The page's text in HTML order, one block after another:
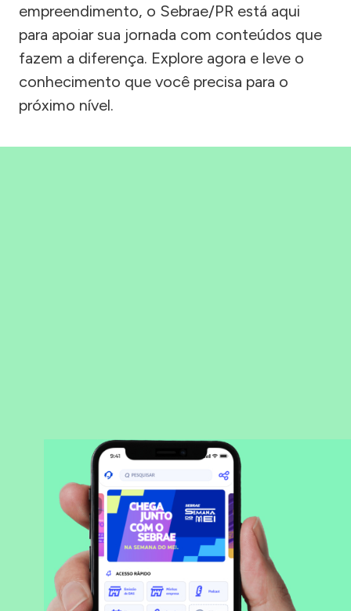
empreendimento, o Sebrae/PR está aqui
para apoiar sua jornada com conteúdos que
fazem a diferença. Explore agora e leve o
conhecimento que você precisa para o
próximo nível.